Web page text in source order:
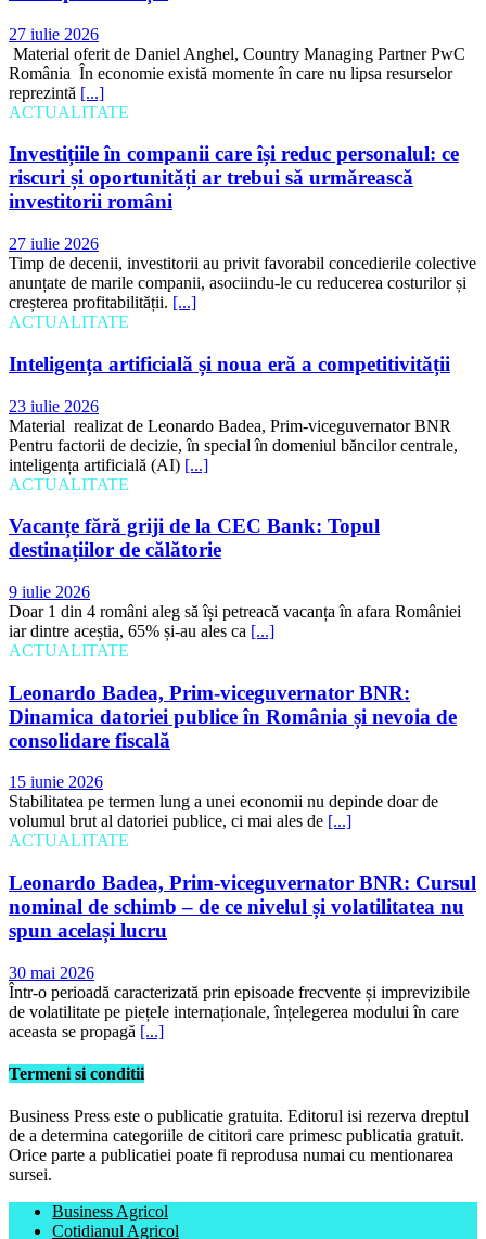
27 iulie 2026
Material oferit de Daniel Anghel, Country Managing Partner PwC
România În economie există momente în care nu lipsa resurselor
reprezintă [...]
ACTUALITATE
Investițiile în companii care își reduc personalul: ce
riscuri și oportunități ar trebui să urmărească
investitorii români
27 iulie 2026
Timp de decenii, investitorii au privit favorabil concedierile colective
anunțate de marile companii, asociindu-le cu reducerea costurilor și
creșterea profitabilității. [...]
ACTUALITATE
Inteligența artificială și noua eră a competitivității
23 iulie 2026
Material realizat de Leonardo Badea, Prim-viceguvernator BNR
Pentru factorii de decizie, în special în domeniul băncilor centrale,
inteligența artificială (AI) [...]
ACTUALITATE
Vacanțe fără griji de la CEC Bank: Topul
destinațiilor de călătorie
9 iulie 2026
Doar 1 din 4 români aleg să își petreacă vacanța în afara României
iar dintre aceștia, 65% și-au ales ca [...]
ACTUALITATE
Leonardo Badea, Prim-viceguvernator BNR:
Dinamica datoriei publice în România și nevoia de
consolidare fiscală
15 iunie 2026
Stabilitatea pe termen lung a unei economii nu depinde doar de
volumul brut al datoriei publice, ci mai ales de [...]
ACTUALITATE
Leonardo Badea, Prim-viceguvernator BNR: Cursul
nominal de schimb – de ce nivelul și volatilitatea nu
spun același lucru
30 mai 2026
Într-o perioadă caracterizată prin episoade frecvente și imprevizibile
de volatilitate pe piețele internaționale, înțelegerea modului în care
aceasta se propagă [...]
Termeni si conditii
Business Press este o publicatie gratuita. Editorul isi rezerva dreptul
de a determina categoriile de cititori care primesc publicatia gratuit.
Orice parte a publicatiei poate fi reprodusa numai cu mentionarea
sursei.
Business Agricol
Cotidianul Agricol